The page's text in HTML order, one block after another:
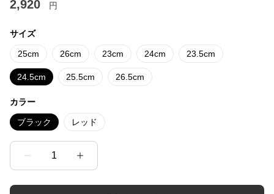
2,920 円
サイズ
25cm 26cm 23cm 24cm 23.5cm
24.5cm 25.5cm 26.5cm
カラー
ブラック レッド
1